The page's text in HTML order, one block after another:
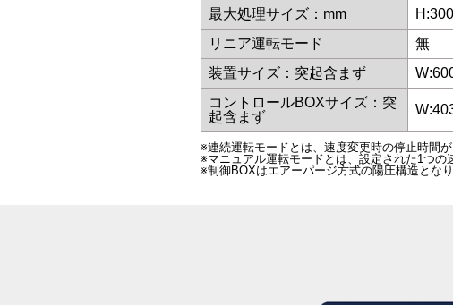
最大処理サイズ：mm
リニア運転モード
無
装置サイズ：突起含まず
コントロールBOXサイズ：突
起含まず
※連続運転モードとは、速度変更時の停止時間
※マニュアル運転モードとは、設定された1つ
※制御BOXはエアーパージ方式の陽圧構造となり